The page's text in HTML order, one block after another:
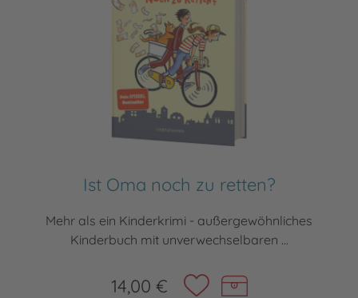
Ist Oma noch zu retten?
Mehr als ein Kinderkrimi - außergewöhnliches
Kinderbuch mit unverwechselbaren ...
14,00 €